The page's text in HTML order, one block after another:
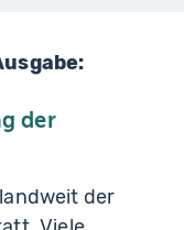
der
der